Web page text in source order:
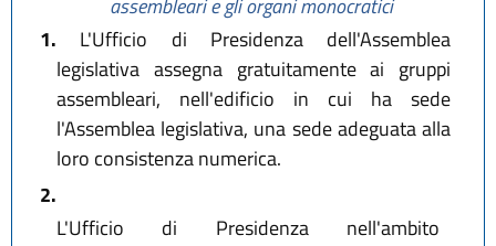
assembleari e gli organi monocratici
1. L'Ufficio di Presidenza dell'Assemblea
legislativa assegna gratuitamente ai gruppi
assembleari, nell'edificio in cui ha sede
l'Assemblea legislativa, una sede adeguata alla
loro consistenza numerica.
2.
L'Ufficio di Presidenza nell'ambito